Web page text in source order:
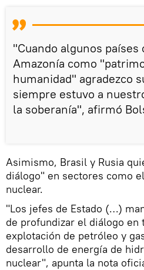
"Cuando algunos
Amazonía como
humanidad" agradezco
siempre estuvo a
la soberanía", afirmó
Asimismo, Brasil y Rusia
diálogo" en sectores como
nuclear.
"Los jefes de Estado (…)
de profundizar el diálogo en
explotación de petróleo y
desarrollo de energía de
nuclear", apunta la nota